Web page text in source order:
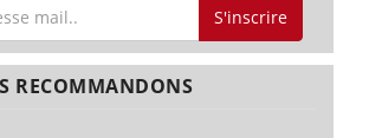
S'inscrire
RECOMMANDONS